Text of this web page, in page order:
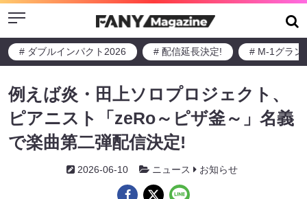
Menu
# ダブルインパクト2026 # 配信延長決定! # M-1グラン
例えば炎・田上ソロプロジェクト、
ピアニスト「zeRo～ピザ釜～」名義
で楽曲第二弾配信決定!
2026-06-10 ニュース お知らせ